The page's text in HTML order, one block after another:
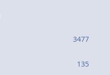
3477
135